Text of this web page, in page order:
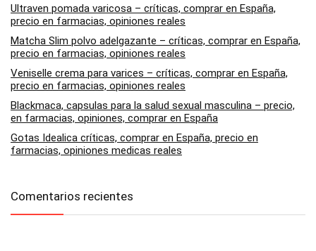
Ultraven pomada varicosa – críticas, comprar en España,
precio en farmacias, opiniones reales
Matcha Slim polvo adelgazante – críticas, comprar en España,
precio en farmacias, opiniones reales
Veniselle crema para varices – críticas, comprar en España,
precio en farmacias, opiniones reales
Blackmaca, capsulas para la salud sexual masculina – precio,
en farmacias, opiniones, comprar en España
Gotas Idealica críticas, comprar en España, precio en
farmacias, opiniones medicas reales
Comentarios recientes